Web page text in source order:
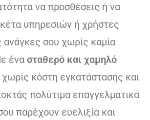
να προσθέσεις ή να
υπηρεσιών ή χρήστες
ανάγκες σου χωρίς καμία
ένα σταθερό και χαμηλό
χωρίς κόστη εγκατάστασης και
πολύτιμα επαγγελματικά
παρέχουν ευελιξία και